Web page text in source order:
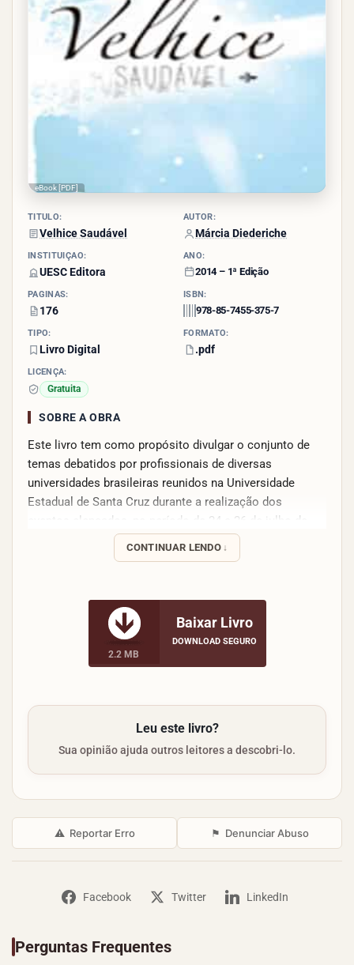
eBook [PDF]
TÍTULO:
Velhice Saudável
AUTOR:
Márcia Diederiche
INSTITUIÇÃO:
UESC Editora
ANO:
2014 – 1ª Edição
PÁGINAS:
176
ISBN:
978-85-7455-375-7
TIPO:
Livro Digital
FORMATO:
.pdf
LICENÇA:
Gratuita
SOBRE A OBRA
Este livro tem como propósito divulgar o conjunto de
temas debatidos por profissionais de diversas
universidades brasileiras reunidos na Universidade
Estadual de Santa Cruz durante a realização dos
eventos elencados, no período de 24 a 26 de julho de
CONTINUAR LENDO
2.2 MB
Baixar Livro
DOWNLOAD SEGURO
Leu este livro?
Sua opinião ajuda outros leitores a descobri-lo.
⚠ Reportar Erro ⚑ Denunciar Abuso
Facebook Twitter LinkedIn
Perguntas Frequentes